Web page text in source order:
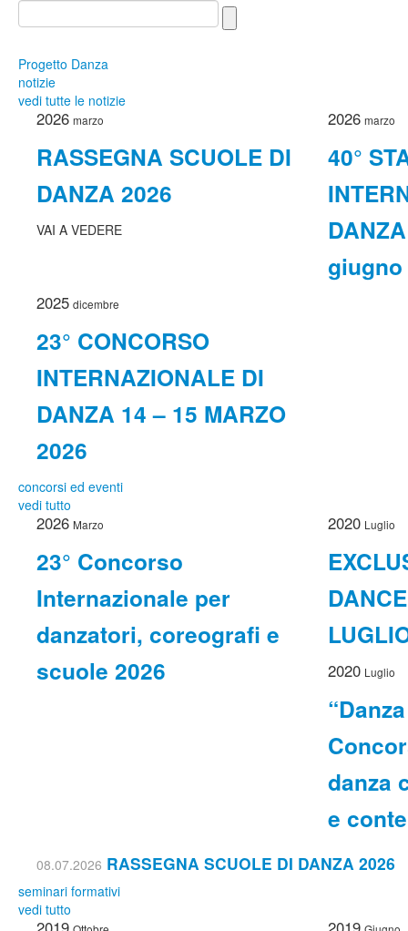
Progetto Danza
notizie
vedi tutte le notizie
2026 marzo
RASSEGNA SCUOLE DI
DANZA 2026
VAI A VEDERE
2026 marzo
40°
2025 dicembre
23° CONCORSO
INTERNAZIONALE DI
DANZA 14 – 15 MARZO
2026
concorsi ed eventi
vedi tutto
2026 Marzo
23° Concorso
Internazionale per
danzatori, coreografi e
scuole 2026
2020 Luglio
2020 Luglio
danza
e
08.07.2026 RASSEGNA SCUOLE DI DANZA 2026
seminari formativi
vedi tutto